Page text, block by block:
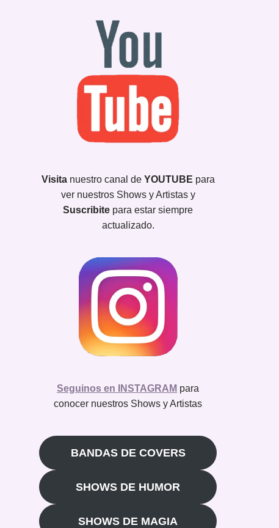
Visita nuestro canal de YOUTUBE para
ver nuestros Shows y Artistas y
Suscribite para estar siempre
actualizado.
Seguinos en INSTAGRAM para
conocer nuestros Shows y Artistas
BANDAS DE COVERS
SHOWS DE HUMOR
SHOWS DE MAGIA